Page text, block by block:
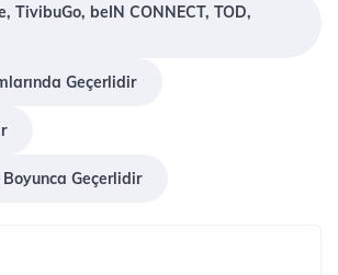
TivibuGo, beIN CONNECT, TOD,
Geçerlidir
Geçerlidir